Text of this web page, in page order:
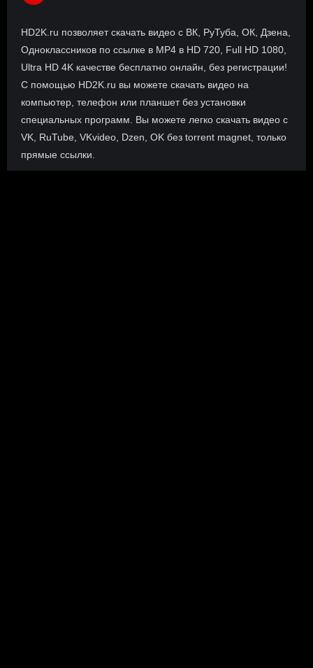
HD2K.ru позволяет скачать видео с ВК, РуТуба, ОК, Дзена,
Одноклассников по ссылке в MP4 в HD 720, Full HD 1080,
Ultra HD 4K качестве бесплатно онлайн, без регистрации!
С помощью HD2K.ru вы можете скачать видео на
компьютер, телефон или планшет без установки
специальных программ. Вы можете легко скачать видео с
VK, RuTube, VKvideo, Dzen, OK без torrent magnet, только
прямые ссылки.